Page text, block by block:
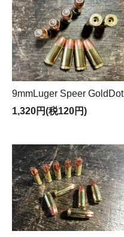
9mmLuger Speer GoldDot
1,320円(税120円)